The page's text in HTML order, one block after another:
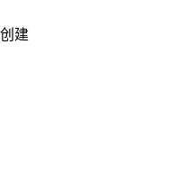
建